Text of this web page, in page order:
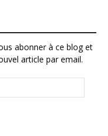
abonner à ce blog et
article par email.